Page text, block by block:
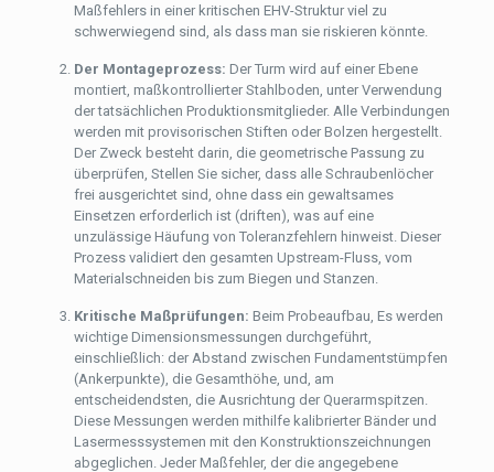
Maßfehlers in einer kritischen EHV-Struktur viel zu
schwerwiegend sind, als dass man sie riskieren könnte.
Der Montageprozess: Der Turm wird auf einer Ebene
montiert, maßkontrollierter Stahlboden, unter Verwendung
der tatsächlichen Produktionsmitglieder. Alle Verbindungen
werden mit provisorischen Stiften oder Bolzen hergestellt.
Der Zweck besteht darin, die geometrische Passung zu
überprüfen, Stellen Sie sicher, dass alle Schraubenlöcher
frei ausgerichtet sind, ohne dass ein gewaltsames
Einsetzen erforderlich ist (driften), was auf eine
unzulässige Häufung von Toleranzfehlern hinweist. Dieser
Prozess validiert den gesamten Upstream-Fluss, vom
Materialschneiden bis zum Biegen und Stanzen.
Kritische Maßprüfungen: Beim Probeaufbau, Es werden
wichtige Dimensionsmessungen durchgeführt,
einschließlich: der Abstand zwischen Fundamentstümpfen
(Ankerpunkte), die Gesamthöhe, und, am
entscheidendsten, die Ausrichtung der Querarmspitzen.
Diese Messungen werden mithilfe kalibrierter Bänder und
Lasermesssystemen mit den Konstruktionszeichnungen
abgeglichen. Jeder Maßfehler, der die angegebene